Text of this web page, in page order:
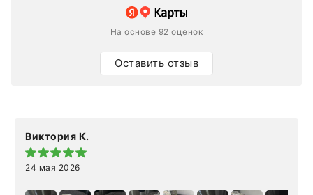
На основе 92 оценок
Оставить отзыв
Виктория К.
24 мая 2026